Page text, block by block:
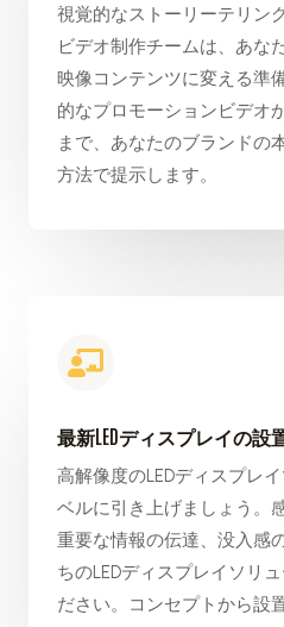
視覚的なストーリーテリン
ビデオ制作チームは、あな
映像コンテンツに変える準
的なプロモーションビデオ
まで、あなたのブランドの
方法で提示します。
最新LEDディスプレイの設
高解像度のLEDディスプレ
ベルに引き上げましょう。
重要な情報の伝達、没入感
ちのLEDディスプレイソリ
ださい。コンセプトから設